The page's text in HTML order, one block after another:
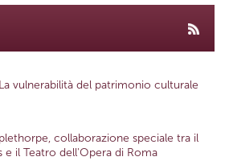
vulnerabilità del patrimonio culturale
collaborazione speciale tra il
e il Teatro dell'Opera di Roma